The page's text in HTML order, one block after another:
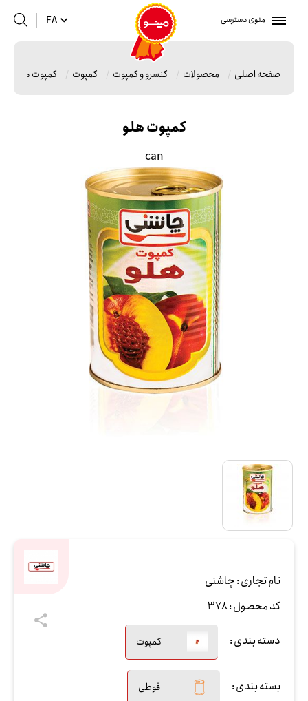
منوی دسترسی FA
صفحه اصلی محصولات کنسرو و کمپوت کمپوت کمپوت هلو
کمپوت هلو
can
نام تجاری :چاشنی
کد محصول :378
دسته بندی : کمپوت
بسته بندی : قوطی